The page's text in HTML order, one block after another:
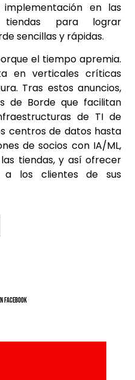
en las
para lograr
sencillas y rápidas.
el tiempo apremia.
en verticales críticas
Tras estos anuncios,
de Borde que facilitan
de TI de
centros de datos hasta
de socios con IA/ML,
tiendas, y así ofrecer
a los clientes de sus
FACEBOOK